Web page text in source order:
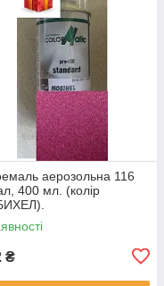
аерозольна 116
400 мл. (колір
₴